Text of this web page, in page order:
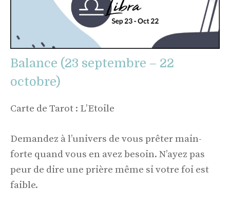
Balance (23 septembre – 22
octobre)
Carte de Tarot : L’Etoile
Demandez à l’univers de vous prêter main-
forte quand vous en avez besoin. N’ayez pas
peur de dire une prière même si votre foi est
faible.